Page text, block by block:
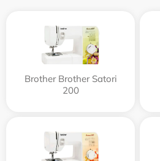
Brother Brother Satori
200